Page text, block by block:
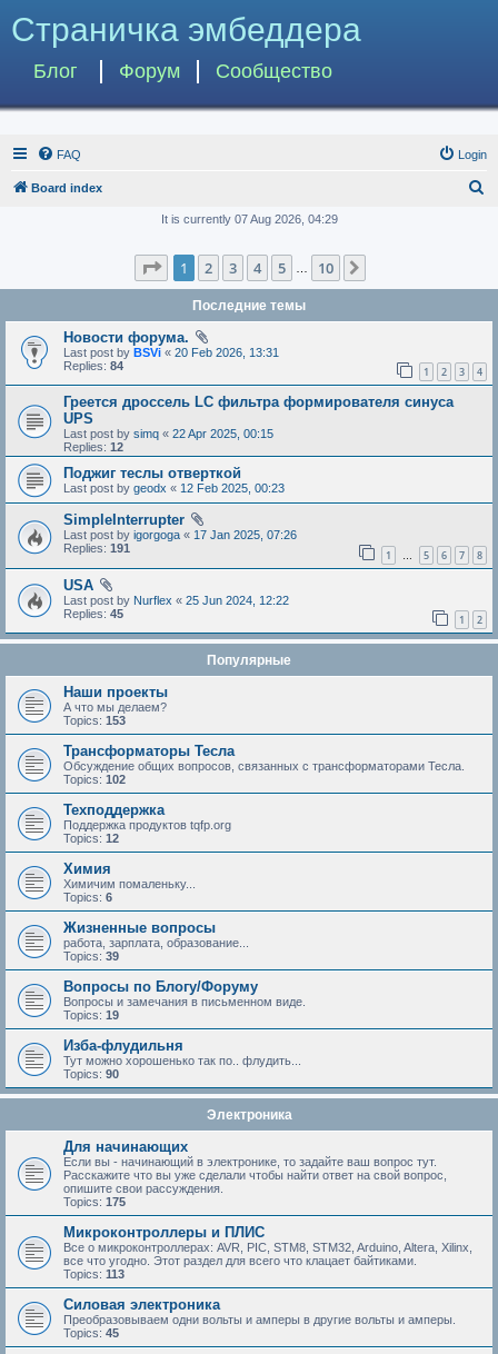
Страничка эмбеддера
Блог Форум Сообщество
FAQ Login
Board index
c
h
It is currently 07 Aug 2026, 04:29
Page 1of 10
1 2 3 4 5 10
Последние темы
Новости форума.
Last post by BSVi « 20 Feb 2026, 13:31
Replies: 84 1 2 3 4
Греется дроссель LC фильтра формирователя синуса
UPS
Last post by simq « 22 Apr 2025, 00:15
Replies: 12
Поджиг теслы отверткой
Last post by geodx « 12 Feb 2025, 00:23
SimpleInterrupter
Last post by igorgoga « 17 Jan 2025, 07:26
Replies: 191 1 … 5 6 7 8
USA
Last post by Nurflex « 25 Jun 2024, 12:22
Replies: 45 1 2
Популярные
Наши проекты
А что мы делаем?
Topics: 153
Трансформаторы Тесла
Обсуждение общих вопросов, связанных с трансформаторами Тесла.
Topics: 102
Техподдержка
Поддержка продуктов tqfp.org
Topics: 12
Химия
Химичим помаленьку...
Topics: 6
Жизненные вопросы
работа, зарплата, образование...
Topics: 39
Вопросы по Блогу/Форуму
Вопросы и замечания в письменном виде.
Topics: 19
Изба-флудильня
Тут можно хорошенько так по.. флудить...
Topics: 90
Электроника
Для начинающих
Если вы - начинающий в электронике, то задайте ваш вопрос тут.
Расскажите что вы уже сделали чтобы найти ответ на свой вопрос,
опишите свои рассуждения.
Topics: 175
Микроконтроллеры и ПЛИС
Все о микроконтроллерах: AVR, PIC, STM8, STM32, Arduino, Altera, Xilinx,
все что угодно. Этот раздел для всего что клацает байтиками.
Topics: 113
Силовая электроника
Преобразовываем одни вольты и амперы в другие вольты и амперы.
Topics: 45